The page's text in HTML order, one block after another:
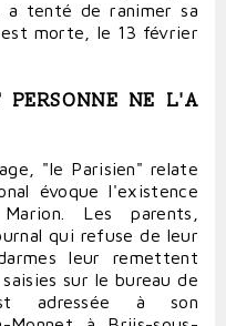
a tenté de ranimer sa
est morte, le 13 février
NE L'A
"le Parisien" relate
évoque l'existence
Les parents,
qui refuse de leur
leur remettent
sur le bureau de
adressée à son